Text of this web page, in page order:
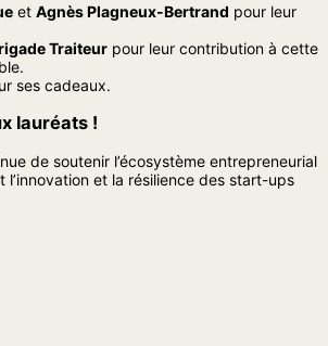
et Agnès Plagneux-Bertrand pour leur
Traiteur pour leur contribution à cette
ses cadeaux.
lauréats !
de soutenir l’écosystème entrepreneurial
l’innovation et la résilience des start-ups